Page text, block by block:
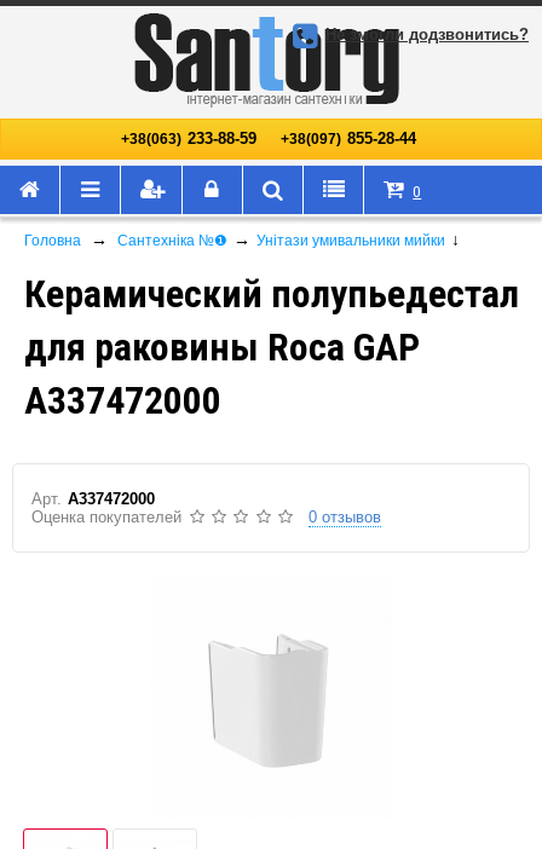
+38(063) 233-88-59 +38(097) 855-28-44
Не змогли додзвонитись?
0
Головна → Сантехніка №❶ → Унітази умивальники мийки ↓
Керамический полупьедестал
для раковины Roca GAP
A337472000
Арт. A337472000
Оценка покупателей
0 отзывов